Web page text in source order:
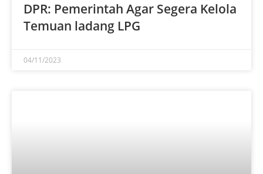
DPR: Pemerintah Agar Segera Kelola
Temuan ladang LPG
04/11/2023